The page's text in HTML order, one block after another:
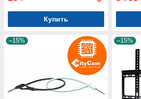
Купить
–15% –15%